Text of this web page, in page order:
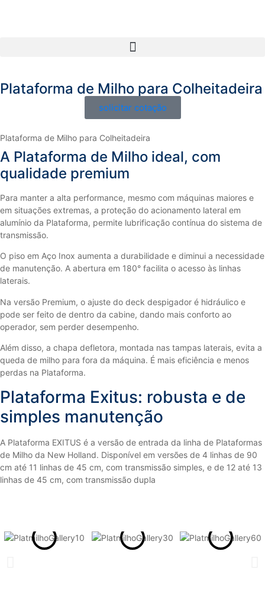
Plataforma de Milho para Colheitadeira
solicitar cotação
Plataforma de Milho para Colheitadeira
A Plataforma de Milho ideal, com
qualidade premium
Para manter a alta performance, mesmo com máquinas maiores e
em situações extremas, a proteção do acionamento lateral em
alumínio da Plataforma, permite lubrificação contínua do sistema de
transmissão.
O piso em Aço Inox aumenta a durabilidade e diminui a necessidade
de manutenção. A abertura em 180° facilita o acesso às linhas
laterais.
Na versão Premium, o ajuste do deck despigador é hidráulico e
pode ser feito de dentro da cabine, dando mais conforto ao
operador, sem perder desempenho.
Além disso, a chapa defletora, montada nas tampas laterais, evita a
queda de milho para fora da máquina. É mais eficiência e menos
perdas na Plataforma.
Plataforma Exitus: robusta e de
simples manutenção
A Plataforma EXITUS é a versão de entrada da linha de Plataformas
de Milho da New Holland. Disponível em versões de 4 linhas de 90
cm até 11 linhas de 45 cm, com transmissão simples, e de 12 até 13
linhas de 45 cm, com transmissão dupla